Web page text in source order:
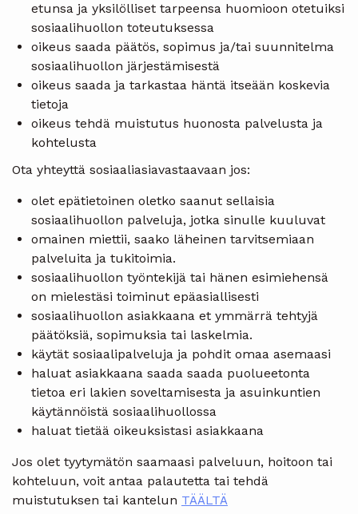
etunsa ja yksilölliset tarpeensa huomioon otetuiksi
sosiaalihuollon toteutuksessa
oikeus saada päätös, sopimus ja/tai suunnitelma
sosiaalihuollon järjestämisestä
oikeus saada ja tarkastaa häntä itseään koskevia
tietoja
oikeus tehdä muistutus huonosta palvelusta ja
kohtelusta
Ota yhteyttä sosiaaliasiavastaavaan jos:
olet epätietoinen oletko saanut sellaisia
sosiaalihuollon palveluja, jotka sinulle kuuluvat
omainen miettii, saako läheinen tarvitsemiaan
palveluita ja tukitoimia.
sosiaalihuollon työntekijä tai hänen esimiehensä
on mielestäsi toiminut epäasiallisesti
sosiaalihuollon asiakkaana et ymmärrä tehtyjä
päätöksiä, sopimuksia tai laskelmia.
käytät sosiaalipalveluja ja pohdit omaa asemaasi
haluat asiakkaana saada saada puolueetonta
tietoa eri lakien soveltamisesta ja asuinkuntien
käytännöistä sosiaalihuollossa
haluat tietää oikeuksistasi asiakkaana
Jos olet tyytymätön saamaasi palveluun, hoitoon tai
kohteluun, voit antaa palautetta tai tehdä
muistutuksen tai kantelun TÄÄLTÄ